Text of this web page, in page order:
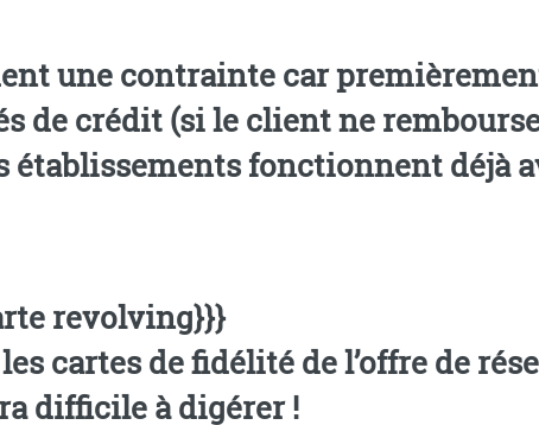
une contrainte car
de crédit (si le client ne
établissements fonctionnent déjà
revolving}}}
cartes de fidélité de l’offre de
difficile à digérer !